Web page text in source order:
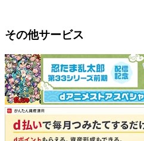
その他サービス